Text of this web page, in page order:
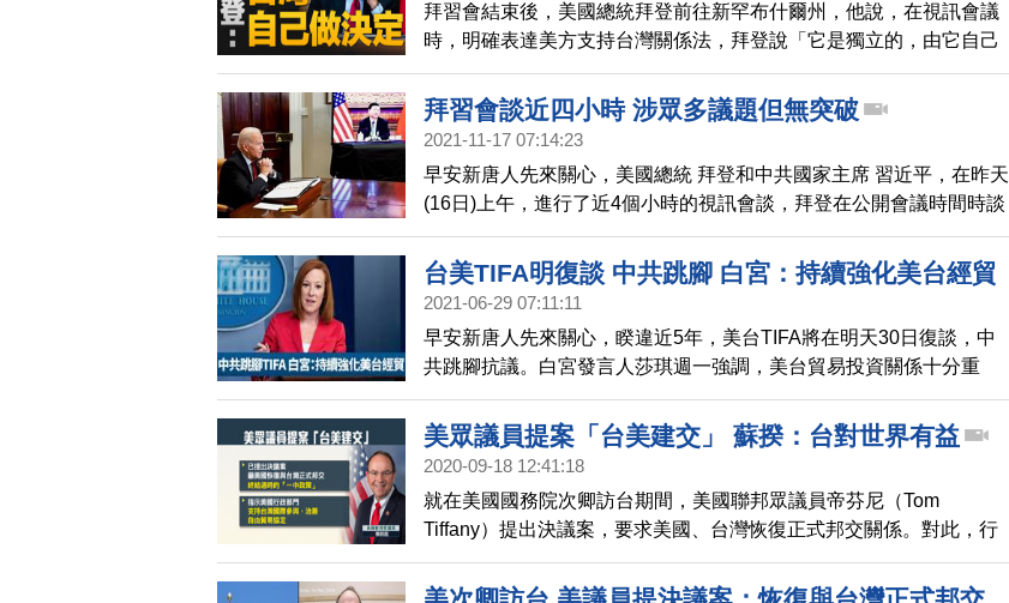
拜習會結束後，美國總統拜登前往新罕布什爾州，他說，在視訊會議
時，明確表達美方支持台灣關係法，拜登說「它是獨立的，由它自己
做決定」。但他後來澄清美方對台政策並未改變。但拜登說「鼓勵他
們完全按照台灣關係法的要求去做。這是我們正在做的，讓他們自己
決定。」
拜習會談近四小時 涉眾多議題但無突破
2021-11-17 07:14:23
早安新唐人先來關心，美國總統 拜登和中共國家主席 習近平，在昨天
(16日)上午，進行了近4個小時的視訊會談，拜登在公開會議時間時談
到，人權、經濟和開放印太三個關鍵字，但包括閉門會談在內，雙方
許多議題仍存在分歧，被認為難有突破；針對台灣議題，美國「強烈
反對」破壞台海穩定的「單邊作法」。
台美TIFA明復談 中共跳腳 白宮：持續強化美台經貿
2021-06-29 07:11:11
早安新唐人先來關心，睽違近5年，美台TIFA將在明天30日復談，中
共跳腳抗議。白宮發言人莎琪週一強調，美台貿易投資關係十分重
要，美國會持續強化與台灣經貿關係，也會繼續關切中共威嚇行徑。
美眾議員提案「台美建交」 蘇揆：台對世界有益
2020-09-18 12:41:18
就在美國國務院次卿訪台期間，美國聯邦眾議員帝芬尼（Tom
Tiffany）提出決議案，要求美國、台灣恢復正式邦交關係。對此，行
政院長蘇貞昌今天(18日)受訪表示，如果國際不要因政治因素干擾，
台灣願意負擔國際責任、提供更多貢獻。